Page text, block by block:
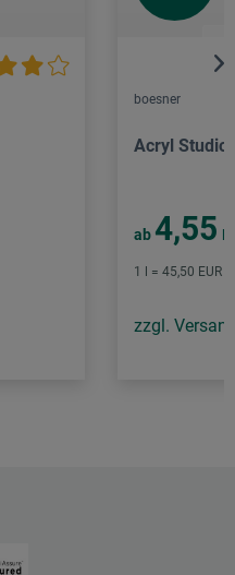
boesner
Acryl Studio
ab 4,55
1 l = 45,50 EUR
zzgl.